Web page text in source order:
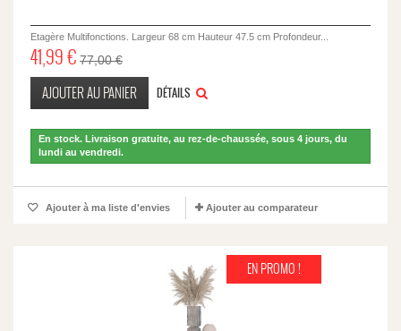
Etagère Multifonctions. Largeur 68 cm Hauteur 47.5 cm Profondeur...
41,99 € 77,00 €
AJOUTER AU PANIER DÉTAILS
En stock. Livraison gratuite, au rez-de-chaussée, sous 4 jours, du
lundi au vendredi.
Ajouter à ma liste d'envies Ajouter au comparateur
EN PROMO !